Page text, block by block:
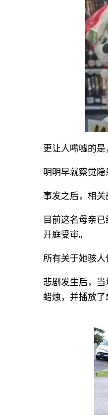
更让人唏嘘的
明明早就察觉隐
事发之后，相关
目前这名母亲
开庭受审。
所有关于她骇
悲剧发生后，
蜡烛，并播放了